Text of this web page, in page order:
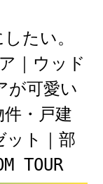
たい。
｜ウッド
が可愛い
・戸建
ット｜部
TOUR